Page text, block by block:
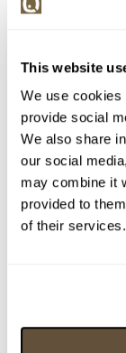
This website
We use cookies
provide social
We also share
our social
may combine it
provided to
of their services.
> Zobrazit